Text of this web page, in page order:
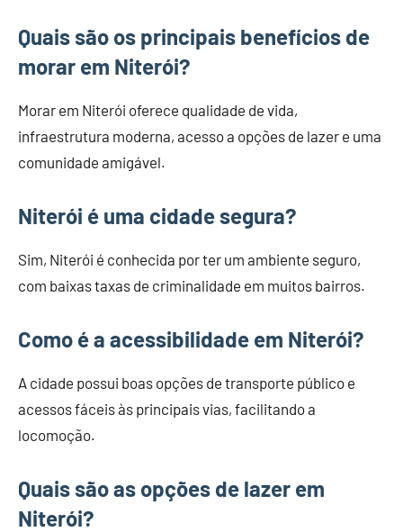
Quais são os principais benefícios de
morar em Niterói?
Morar em Niterói oferece qualidade de vida,
infraestrutura moderna, acesso a opções de lazer e uma
comunidade amigável.
Niterói é uma cidade segura?
Sim, Niterói é conhecida por ter um ambiente seguro,
com baixas taxas de criminalidade em muitos bairros.
Como é a acessibilidade em Niterói?
A cidade possui boas opções de transporte público e
acessos fáceis às principais vias, facilitando a
locomoção.
Quais são as opções de lazer em
Niterói?